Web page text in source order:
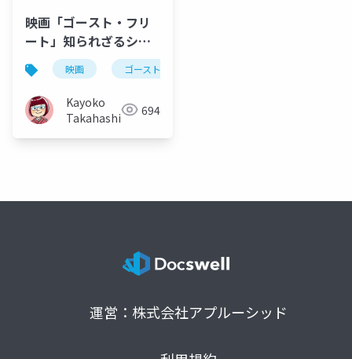
映画「ゴースト・フリ
ート」知られざるシー
フード産業の闇_メモ
_20220605
映画 ゴーストフリート
Kayoko
Takahashi
694
運営：株式会社アプルーシッド